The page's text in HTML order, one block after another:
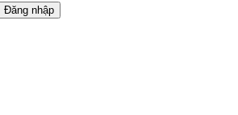
Đăng nhập